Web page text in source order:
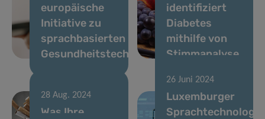
europäische
Initiative zu
sprachbasierten
Gesundheitstechnologien
identifiziert
Diabetes
mithilfe von
Stimmanalyse
28 Aug. 2024
Was Ihre
26 Juni 2024
Luxemburger
Sprachtechnologie